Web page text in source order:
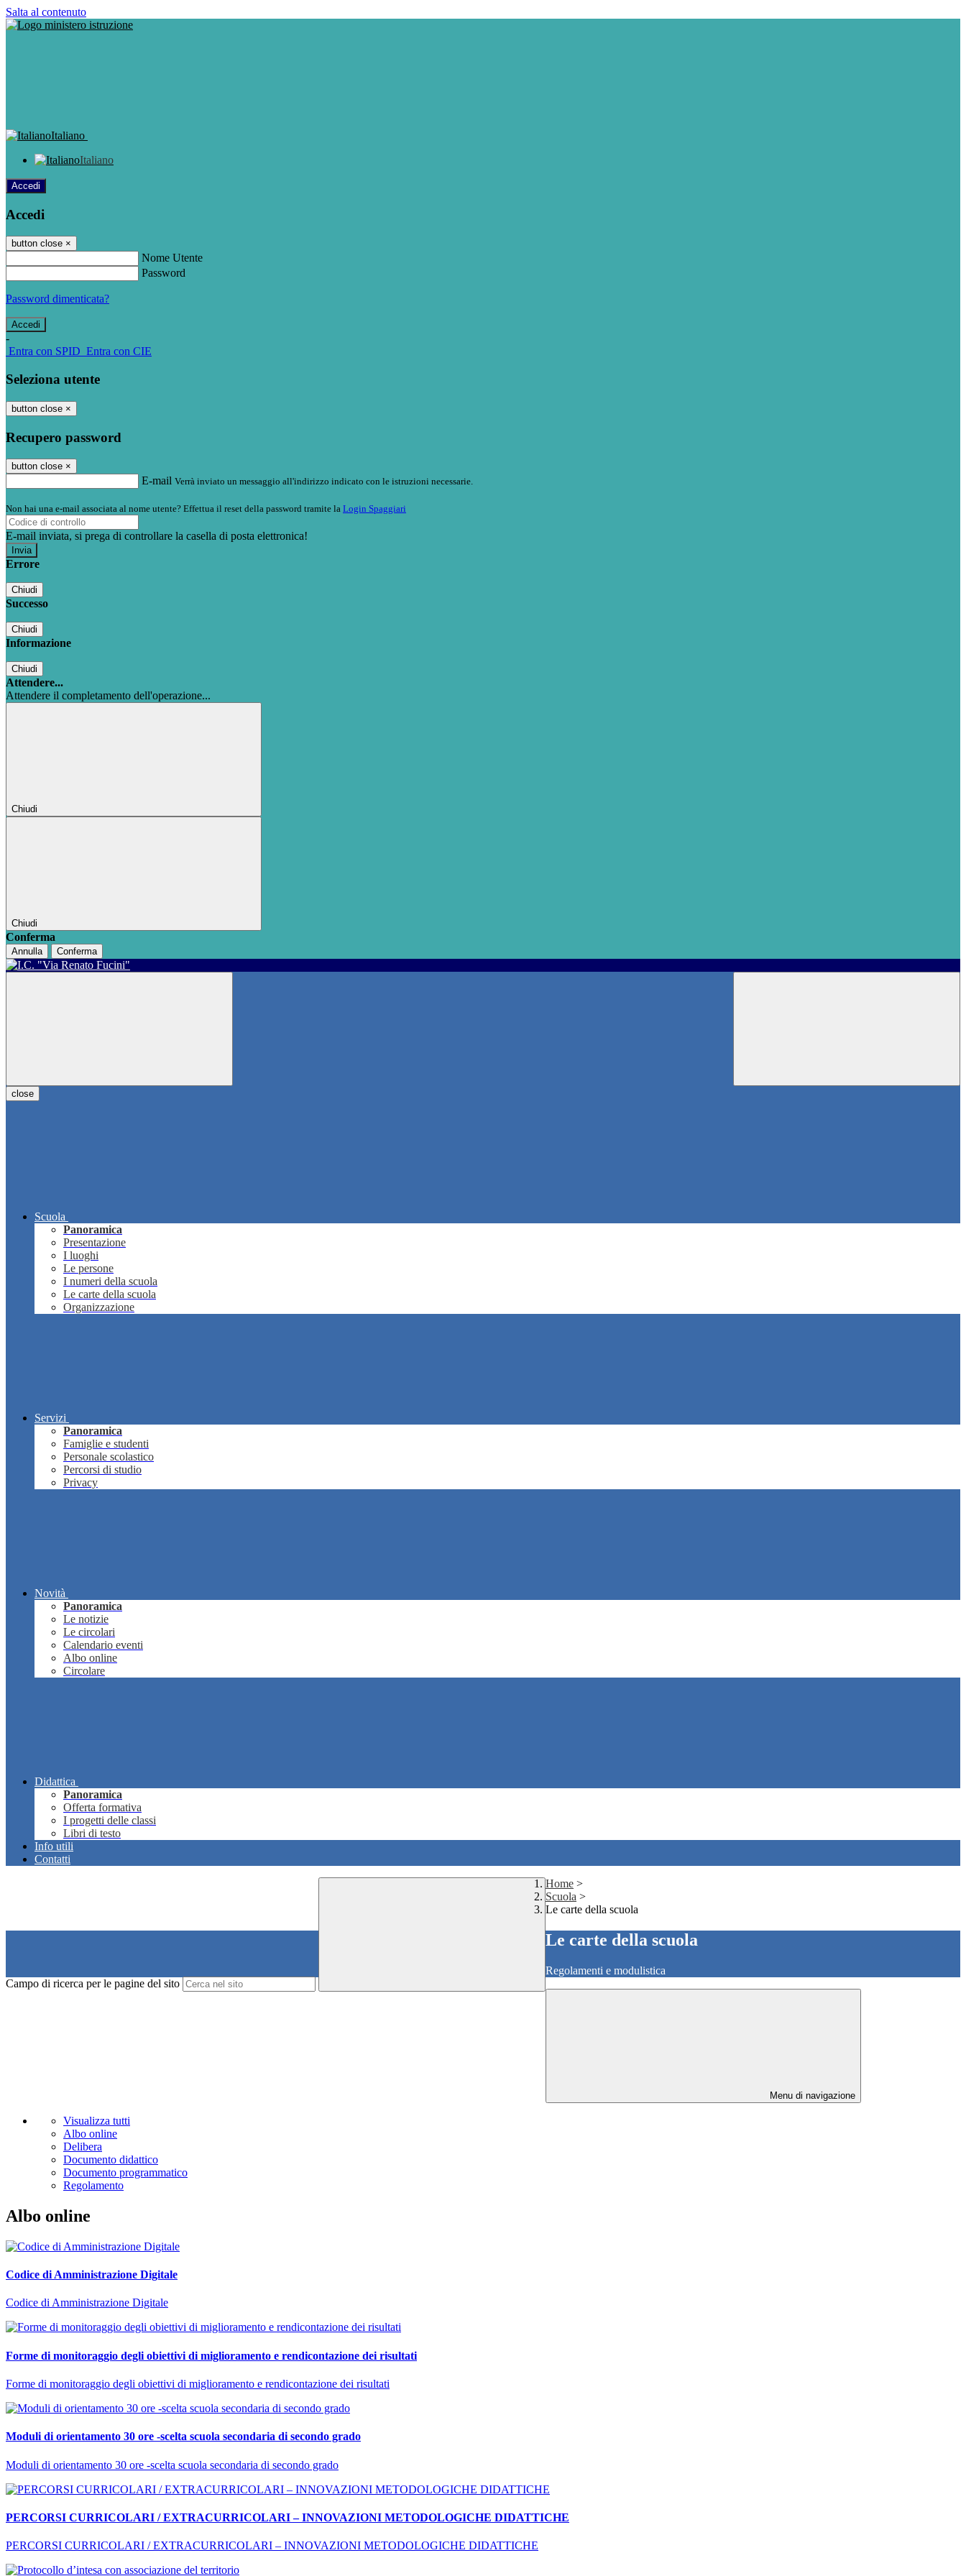
Salta al contenuto
Italiano
Italiano
Accedi
Accedi
button close ×
Nome Utente
Password
Password dimenticata?
-
Entra con SPID Entra con CIE
Seleziona utente
button close ×
Recupero password
button close ×
E-mail Verrà inviato un messaggio all'indirizzo indicato con le istruzioni necessarie.
Non hai una e-mail associata al nome utente? Effettua il reset della password tramite la Login Spaggiari
E-mail inviata, si prega di controllare la casella di posta elettronica!
Errore
Chiudi
Successo
Chiudi
Informazione
Chiudi
Attendere...
Attendere il completamento dell'operazione...
Chiudi
Chiudi
Conferma
Annulla Conferma
close
Scuola
Panoramica
Presentazione
I luoghi
Le persone
I numeri della scuola
Le carte della scuola
Organizzazione
Servizi
Panoramica
Famiglie e studenti
Personale scolastico
Percorsi di studio
Privacy
Novità
Panoramica
Le notizie
Le circolari
Calendario eventi
Albo online
Circolare
Didattica
Panoramica
Offerta formativa
I progetti delle classi
Libri di testo
Info utili
Contatti
Campo di ricerca per le pagine del sito
Home >
Scuola >
Le carte della scuola
Le carte della scuola
Regolamenti e modulistica
Menu di navigazione
Visualizza tutti
Albo online
Delibera
Documento didattico
Documento programmatico
Regolamento
Albo online
Codice di Amministrazione Digitale
Codice di Amministrazione Digitale
Forme di monitoraggio degli obiettivi di miglioramento e rendicontazione dei risultati
Forme di monitoraggio degli obiettivi di miglioramento e rendicontazione dei risultati
Moduli di orientamento 30 ore -scelta scuola secondaria di secondo grado
Moduli di orientamento 30 ore -scelta scuola secondaria di secondo grado
PERCORSI CURRICOLARI / EXTRACURRICOLARI – INNOVAZIONI METODOLOGICHE DIDATTICHE
PERCORSI CURRICOLARI / EXTRACURRICOLARI – INNOVAZIONI METODOLOGICHE DIDATTICHE